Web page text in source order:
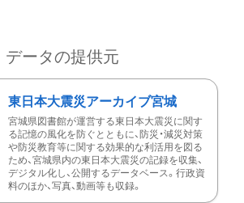
データの提供元
東日本大震災アーカイブ宮城
宮城県図書館が運営する東日本大震災に関す
る記憶の風化を防ぐとともに、防災・減災対策
や防災教育等に関する効果的な利活用を図る
ため、宮城県内の東日本大震災の記録を収集、
デジタル化し、公開するデータベース。行政資
料のほか、写真、動画等も収録。